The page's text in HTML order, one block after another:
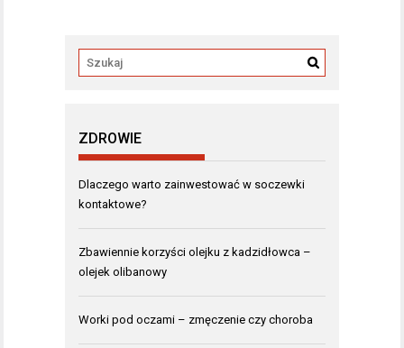
ZDROWIE
Dlaczego warto zainwestować w soczewki
kontaktowe?
Zbawiennie korzyści olejku z kadzidłowca –
olejek olibanowy
Worki pod oczami – zmęczenie czy choroba